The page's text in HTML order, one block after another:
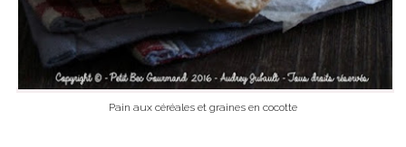
Pain aux céréales et graines en cocotte